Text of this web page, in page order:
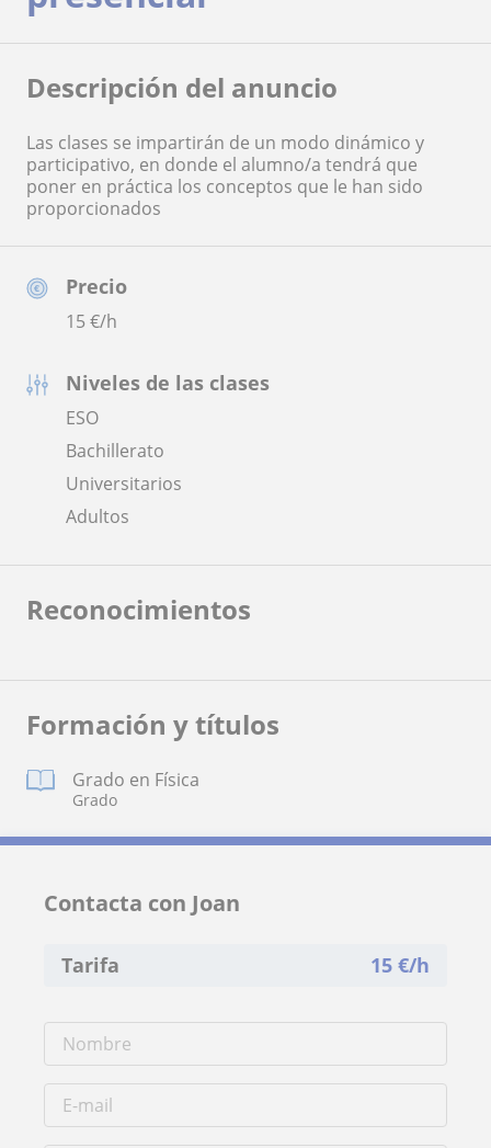
Precio
15€/h
Niveles de las clases
ESO
Bachillerato
Universitarios
Adultos
Descripción del anuncio
Las clases se impartirán de un modo dinámico y
participativo, en donde el alumno/a tendrá que
poner en práctica los conceptos que le han sido
proporcionados
Reconocimientos
Formación y títulos
Grado en Física
Grado
Contacta con Joan
Tarifa 15 €/h